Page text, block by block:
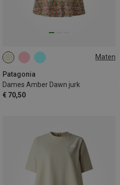
Maten
Patagonia
Dames Amber Dawn jurk
€ 70,50
XS M